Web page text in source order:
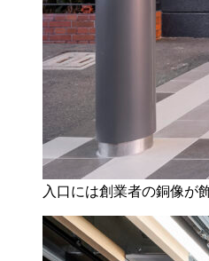
入口には創業者の銅像が